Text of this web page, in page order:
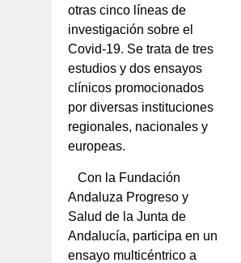
otras cinco líneas de
investigación sobre el
Covid-19. Se trata de tres
estudios y dos ensayos
clínicos promocionados
por diversas instituciones
regionales, nacionales y
europeas.
Con la Fundación
Andaluza Progreso y
Salud de la Junta de
Andalucía, participa en un
ensayo multicéntrico a